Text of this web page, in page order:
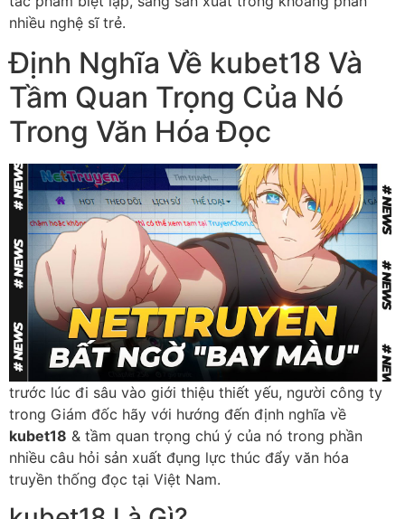
nhiều nghệ sĩ trẻ.
Định Nghĩa Về kubet18 Và
Tầm Quan Trọng Của Nó
Trong Văn Hóa Đọc
trước lúc đi sâu vào giới thiệu thiết yếu, người công ty
trong Giám đốc hãy với hướng đến định nghĩa về
kubet18 & tầm quan trọng chú ý của nó trong phần
nhiều câu hỏi sản xuất đụng lực thúc đẩy văn hóa
truyền thống đọc tại Việt Nam.